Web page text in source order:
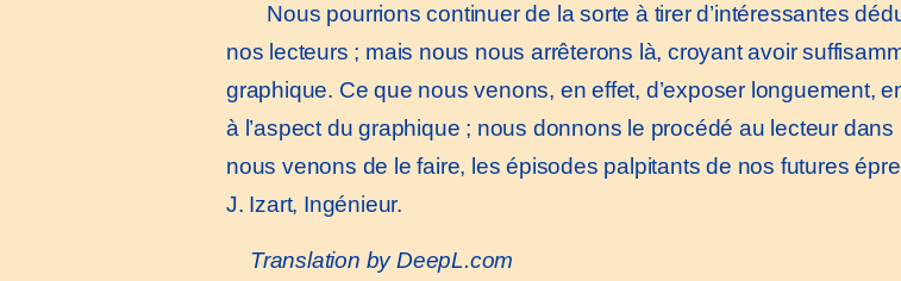
Nous pourrions continuer de la sorte à tirer d’intéressantes
nos lecteurs ; mais nous nous arrêterons là, croyant avoir
graphique. Ce que nous venons, en effet, d’exposer longuement,
à l’aspect du graphique ; nous donnons le procédé au lecteur
nous venons de le faire, les épisodes palpitants de nos futures
J. Izart, Ingénieur.
Translation by DeepL.com